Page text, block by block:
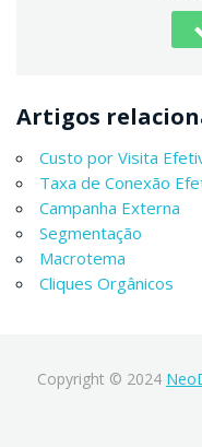
Artigos
Custo por Visita
Taxa de Conexão
Campanha Externa
Segmentação
Macrotema
Cliques Orgânicos
Copyright © 2024